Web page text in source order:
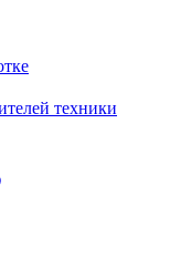
техники